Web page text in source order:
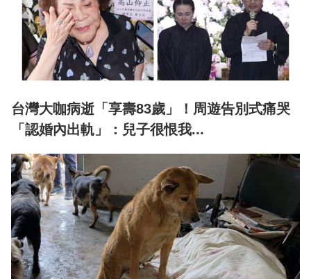
台灣大咖病逝「享壽83歲」！周遊告別式痛哭
「認婚內出軌」：兒子很恨我...